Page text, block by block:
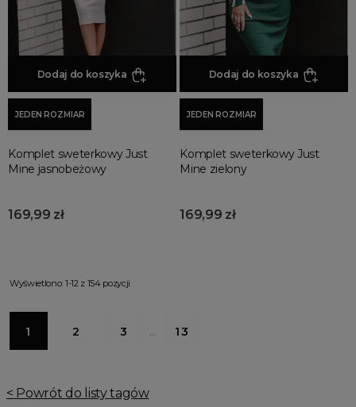
Dodaj do koszyka
JEDEN ROZMIAR
Komplet sweterkowy Just
Mine jasnobeżowy
169,99 zł
Dodaj do koszyka
JEDEN ROZMIAR
Komplet sweterkowy Just
Mine zielony
169,99 zł
Wyświetlono: 1-12 z 154 pozycji
1 2 3 … 13
< Powrót do listy tagów